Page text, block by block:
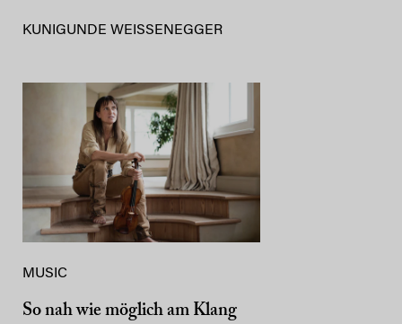
KUNIGUNDE WEISSENEGGER
MUSIC
So nah wie möglich am Klang